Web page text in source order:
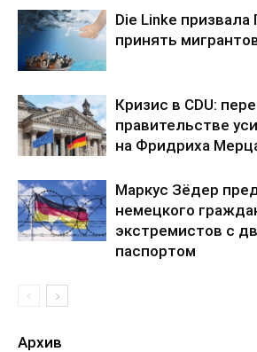
Die Linke
принять
Кризис в CDU:
правительстве
на Фридриха
Маркус Зёдер
немецкого
экстремистов с
паспортом
Архив